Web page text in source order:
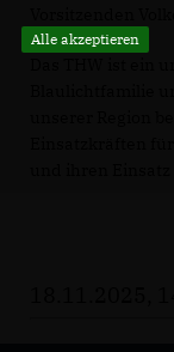
Alle akzeptieren